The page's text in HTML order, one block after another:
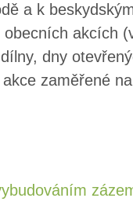
a k
akcích
dny
zaměřené